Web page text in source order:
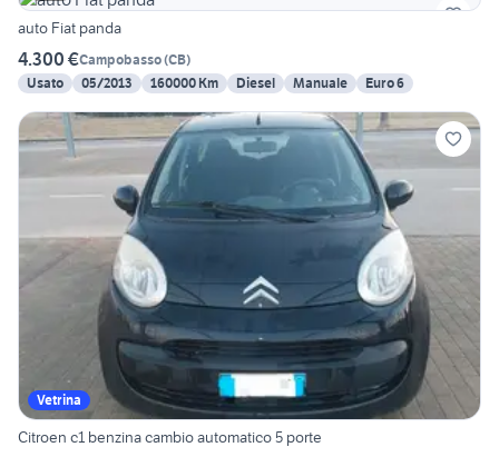
auto Fiat panda
4.300 €Campobasso(CB)
Usato
05/2013 160000 Km Diesel Manuale Euro 6
Vetrina
Citroen c1 benzina cambio automatico 5 porte